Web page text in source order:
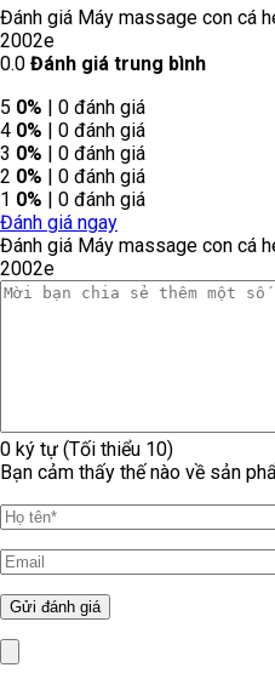
Đánh giá Máy massage con cá
2002e
0.0 Đánh giá trung bình
5 0% | 0 đánh giá
4 0% | 0 đánh giá
3 0% | 0 đánh giá
2 0% | 0 đánh giá
1 0% | 0 đánh giá
Đánh giá ngay
Đánh giá Máy massage con cá
2002e
0 ký tự (Tối thiểu 10)
Bạn cảm thấy thế nào về sản